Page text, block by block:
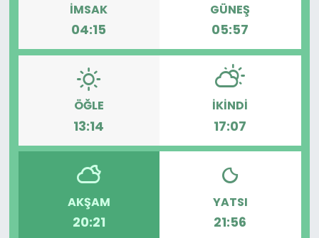
İMSAK
04:15
GÜNEŞ
05:57
ÖĞLE
13:14
İKINDI
17:07
AKŞAM
20:21
YATSI
21:56